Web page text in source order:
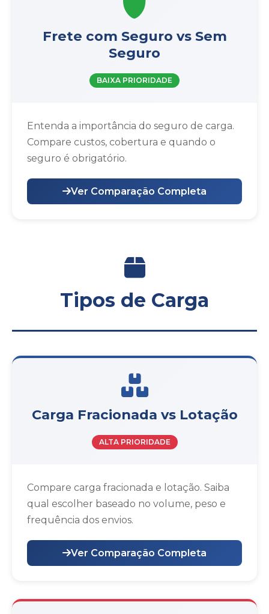
Frete com Seguro vs Sem
Seguro
BAIXA PRIORIDADE
Entenda a importância do seguro de carga.
Compare custos, cobertura e quando o
seguro é obrigatório.
Ver Comparação Completa
Tipos de Carga
Carga Fracionada vs Lotação
ALTA PRIORIDADE
Compare carga fracionada e lotação. Saiba
qual escolher baseado no volume, peso e
frequência dos envios.
Ver Comparação Completa